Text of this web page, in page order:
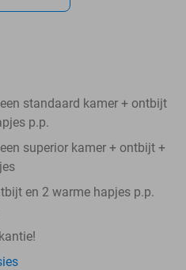
standaard kamer + ontbijt
p.p.
superior kamer + ontbijt +
en 2 warme hapjes p.p.